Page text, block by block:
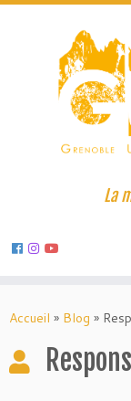
to
La
Accueil » Blog »